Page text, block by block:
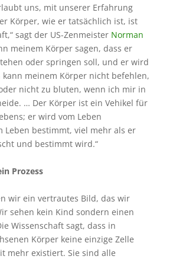
uns, mit unserer Erfahrung
Körper, wie er tatsächlich ist, ist
sagt der US-Zenmeister Norman
meinem Körper sagen, dass er
oder springen soll, und er wird
kann meinem Körper nicht befehlen,
nicht zu bluten, wenn ich mir in
… Der Körper ist ein Vehikel für
er wird vom Leben
Leben bestimmt, viel mehr als er
und bestimmt wird.“
Prozess
wir ein vertrautes Bild, das wir
sehen kein Kind sondern einen
Wissenschaft sagt, dass in
Körper keine einzige Zelle
mehr existiert. Sie sind alle